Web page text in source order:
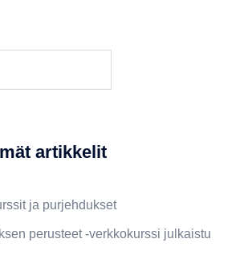
artikkelit
ja purjehdukset
perusteet -verkkokurssi julkaistu